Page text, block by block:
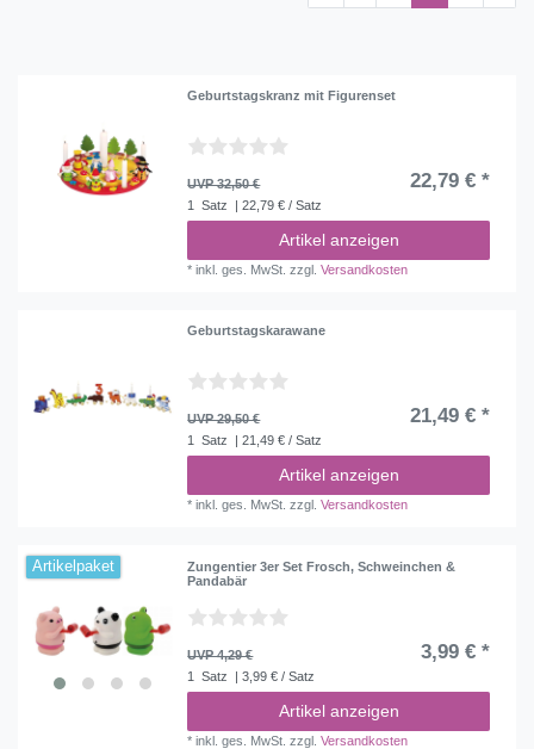
Geburtstagskranz mit Figurenset
UVP 32,50 € 22,79 € *
1 Satz | 22,79 € / Satz
Artikel anzeigen
*inkl. ges. MwSt. zzgl.Versandkosten
Geburtstagskarawane
UVP 29,50 € 21,49 € *
1 Satz | 21,49 € / Satz
Artikel anzeigen
*inkl. ges. MwSt. zzgl.Versandkosten
Artikelpaket
Zungentier 3er Set Frosch, Schweinchen &
Pandabär
UVP 4,29 € 3,99 € *
1 Satz | 3,99 € / Satz
Artikel anzeigen
*inkl. ges. MwSt. zzgl.Versandkosten